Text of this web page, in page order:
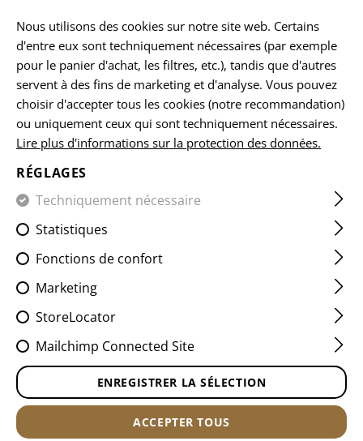
ACCUEIL VÊTEMENTS
Hoodies & Pullover
Shirts Pants Socks
Nous utilisons des cookies sur notre site web. Certains
d'entre eux sont techniquement nécessaires (par exemple
pour le panier d'achat, les filtres, etc.), tandis que d'autres
servent à des fins de marketing et d'analyse. Vous pouvez
choisir d'accepter tous les cookies (notre recommandation)
ou uniquement ceux qui sont techniquement nécessaires.
Lire plus d'informations sur la protection des données.
RÉGLAGES
Techniquement nécessaire
Statistiques
Fonctions de confort
Marketing
StoreLocator
Mailchimp Connected Site
ENREGISTRER LA SÉLECTION
ACCEPTER TOUS